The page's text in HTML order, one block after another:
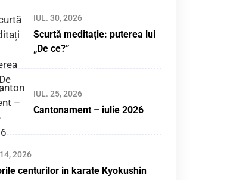
IUL. 30, 2026
Scurtă meditație: puterea lui
„De ce?”
IUL. 25, 2026
Cantonament – iulie 2026
2026
centurilor in karate Kyokushin